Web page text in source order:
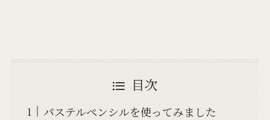
目次
パステルペンシルを使ってみました